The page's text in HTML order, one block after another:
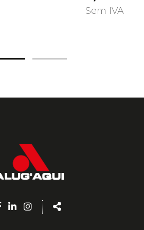
Sem IVA
Facebook
Linkedin
Instagram
Share